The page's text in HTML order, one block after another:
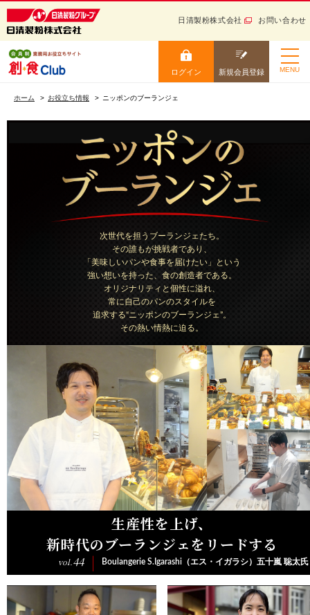
日清製粉グループ 健康と信
頼をお届けする
制業務用お役立ちサイト
日清製粉株式会社 お問い合わせ
ログイン
ログイン
会員IDをお忘れの方
パスワードをお忘れの方
ログイン 新規会員登録 MENU
ログイン 新規会員登録
ニュース・トレンド
カタログ
お役立ち情報
サイトマップ
日清製粉（株）事業所一覧
小麦粉製品の取り扱いについて
弊社業務用小麦粉製品の表示について
プライバシーポリシー
ご利用にあたって
ホーム お役立ち情報 ニッポンのブーランジェ
次世代を担うブーランジェたち。
その誰もが挑戦者であり、
「美味しいパンや食事を届けたい」という
強い想いを持った、食の創造者である。
オリジナリティと個性に溢れ、
常に自己のパンのスタイルを
追求する“ニッポンのブーランジェ”。
その熱い情熱に迫る。
生産性を上げ、
新時代のブーランジェをリードする
vol.44 Boulangerie S.Igarashi（エス・イガラシ）五十嵐 聡太氏